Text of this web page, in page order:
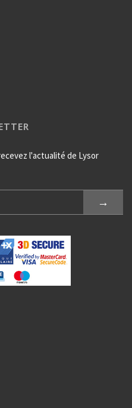
l'actualité de Lysor